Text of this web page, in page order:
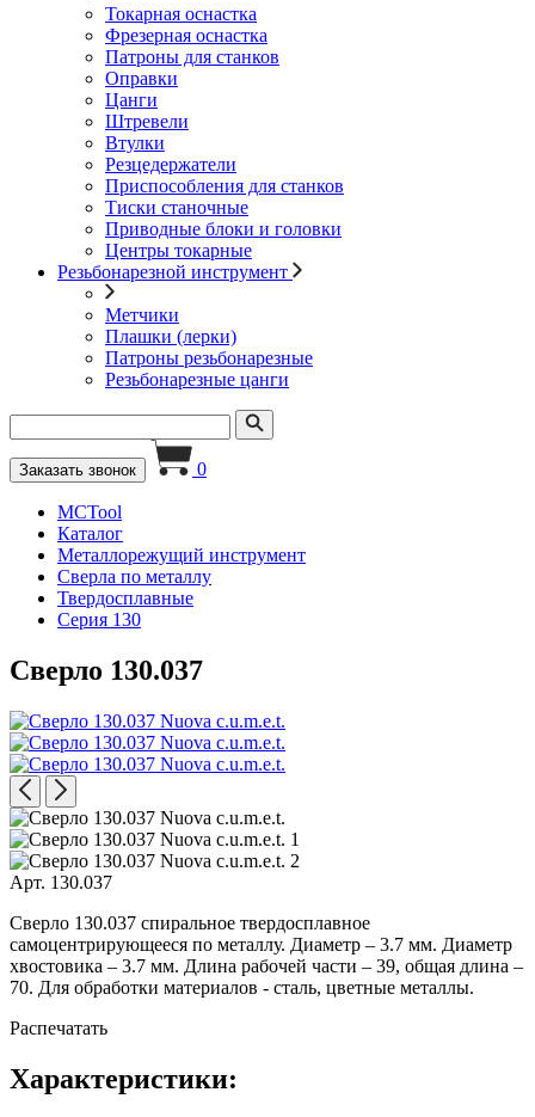
Токарная оснастка
Фрезерная оснастка
Патроны для станков
Оправки
Цанги
Штревели
Втулки
Резцедержатели
Приспособления для станков
Тиски станочные
Приводные блоки и головки
Центры токарные
Резьбонарезной инструмент
Метчики
Плашки (лерки)
Патроны резьбонарезные
Резьбонарезные цанги
Заказать звонок 0
MCTool
Каталог
Металлорежущий инструмент
Сверла по металлу
Твердосплавные
Серия 130
Сверло 130.037
Арт. 130.037
Сверло 130.037 спиральное твердосплавное
самоцентрирующееся по металлу. Диаметр – 3.7 мм. Диаметр
хвостовика – 3.7 мм. Длина рабочей части – 39, общая длина –
70. Для обработки материалов - сталь, цветные металлы.
Распечатать
Характеристики: